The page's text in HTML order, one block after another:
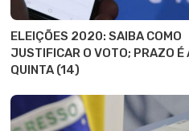
ELEIÇÕES 2020: SAIBA COMO
JUSTIFICAR O VOTO; PRAZO É
QUINTA (14)